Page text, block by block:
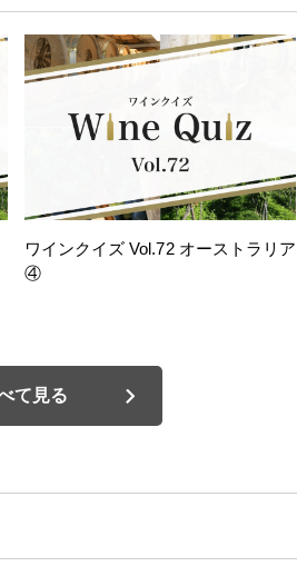
ワインクイズ Vol.72 オーストラリア
④
て見る